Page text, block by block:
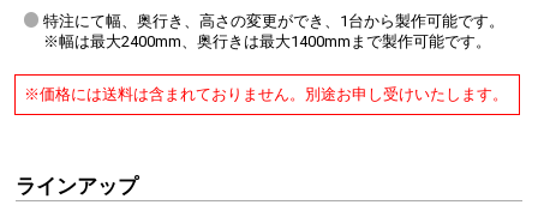
特注にて幅、奥行き、高さの変更ができ、1台から製作可能です。
※幅は最大2400mm、奥行きは最大1400mmまで製作可能です。
※価格には送料は含まれておりません。別途お申し受けいたします。
ラインアップ